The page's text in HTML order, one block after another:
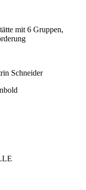
mit 6 Gruppen,
Schneider